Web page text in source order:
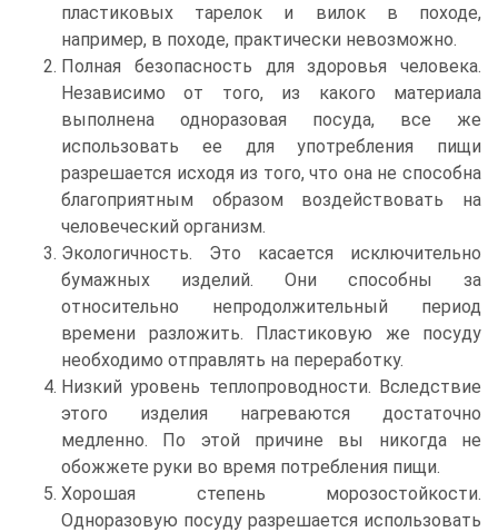
пластиковых тарелок и вилок в походе,
например, в походе, практически невозможно.
Полная безопасность для здоровья человека.
Независимо от того, из какого материала
выполнена одноразовая посуда, все же
использовать ее для употребления пищи
разрешается исходя из того, что она не способна
благоприятным образом воздействовать на
человеческий организм.
Экологичность. Это касается исключительно
бумажных изделий. Они способны за
относительно непродолжительный период
времени разложить. Пластиковую же посуду
необходимо отправлять на переработку.
Низкий уровень теплопроводности. Вследствие
этого изделия нагреваются достаточно
медленно. По этой причине вы никогда не
обожжете руки во время потребления пищи.
Хорошая степень морозостойкости.
Одноразовую посуду разрешается использовать